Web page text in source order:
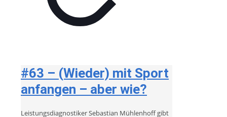
#63 – (Wieder) mit Sport
anfangen – aber wie?
Leistungsdiagnostiker Sebastian Mühlenhoff gibt